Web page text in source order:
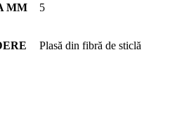
MM 5
Plasă din fibră de sticlă